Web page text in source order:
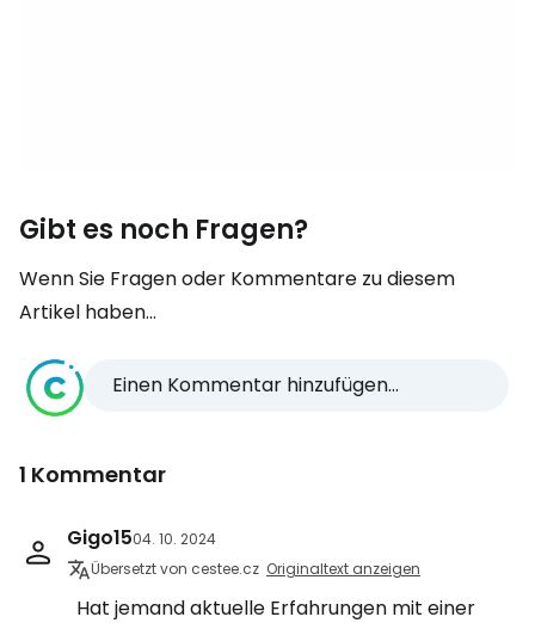
Gibt es noch Fragen?
Wenn Sie Fragen oder Kommentare zu diesem
Artikel haben...
Einen Kommentar hinzufügen...
1 Kommentar
Gigo1504. 10. 2024
Übersetzt von cestee.cz Originaltext anzeigen
Hat jemand aktuelle Erfahrungen mit einer